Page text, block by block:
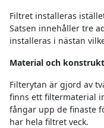
Filtret installeras
Satsen innehåller tre
installeras i nästan
Material och
Filterytan är gjord av
finns ett filtermaterial
fångar upp de finaste
har hela filtret veck.